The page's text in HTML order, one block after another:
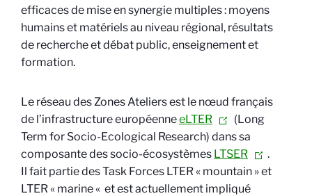
efficaces de mise en synergie multiples : moyens
humains et matériels au niveau régional, résultats
de recherche et débat public, enseignement et
formation.
Le réseau des Zones Ateliers est le nœud français
de l’infrastructure européenneeLTER
(Long
Term for Socio-Ecological Research) dans sa
composante des socio-écosystèmes LTSER
.
Il fait partie des Task Forces LTER « mountain » et
LTER « marine « et est actuellement impliqué